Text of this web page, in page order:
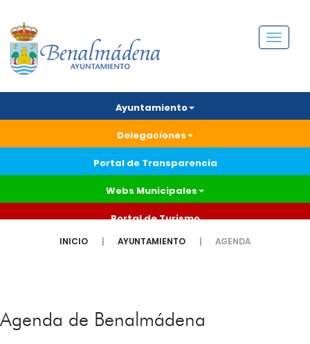
Menú
Ayuntamiento
Delegaciones
Portal de Transparencia
Webs Municipales
Portal de Turismo
INICIO AYUNTAMIENTO AGENDA
Agenda de Benalmádena